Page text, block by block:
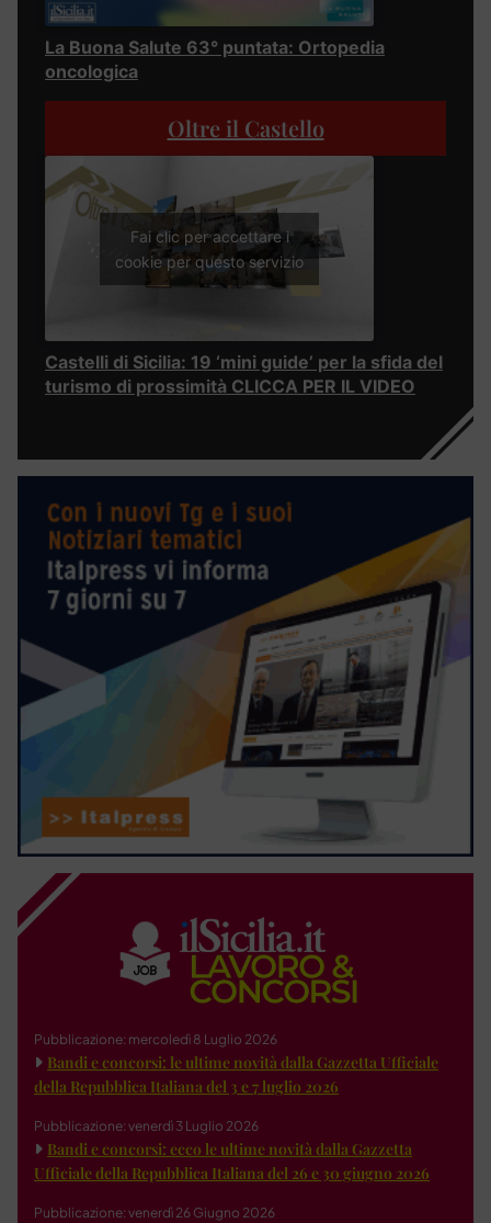
La Buona Salute 63° puntata: Ortopedia
oncologica
Oltre il Castello
Fai clic per accettare i
cookie per questo servizio
Castelli di Sicilia: 19 ‘mini guide’ per la sfida del
turismo di prossimità CLICCA PER IL VIDEO
Pubblicazione: mercoledì 8 Luglio 2026
Bandi e concorsi: le ultime novità dalla Gazzetta Ufficiale
della Repubblica Italiana del 3 e 7 luglio 2026
Pubblicazione: venerdì 3 Luglio 2026
Bandi e concorsi: ecco le ultime novità dalla Gazzetta
Ufficiale della Repubblica Italiana del 26 e 30 giugno 2026
Pubblicazione: venerdì 26 Giugno 2026